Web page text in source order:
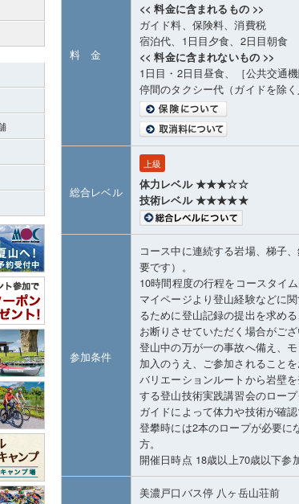
料 金
<< 料金に含まれるもの >>
ガイド料、保険料、消費税
宿泊代、1日目夕食、2日目朝食
<< 料金に含まれないもの >>
1日目・2日目昼食、［公共交通
停間のタクシー代（ガイドを除く
総合レベル
上級
体力レベル ★★★☆☆
技術レベル ★★★★★
参加条件
コース中に連続する岩場、梯子
要です）。
10時間程度の行程をコースタイ
マイページより登山経験などに
るために登山記録の提出を求め
お断りさせていただく場合がござ
登山中の万が一の事故へ備え、
加入のうえ、ご参加されることを
バリエーションルートから岩壁
する登山技術実践講習会のロー
ガイドによって体力や技術が確認
登攀時には2本のロープが必要に
方。
開催日時点 18歳以上70歳以下参
美濃戸口バス停 八ヶ岳山荘前